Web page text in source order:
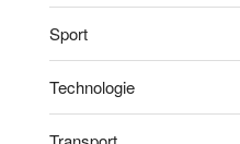
Sport
Technologie